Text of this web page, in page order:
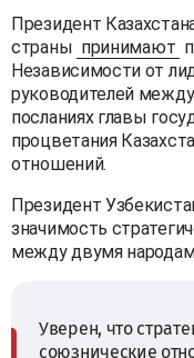
Президент
страны принимают
Независимости от
руководителей
посланиях главы
процветания
отношений.
Президент
значимость
между двумя
Уверен, что
союзнические